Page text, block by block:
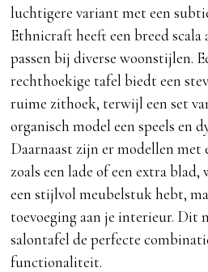
luchtigere variant met een
Ethnicraft heeft een breed scala
passen bij diverse woonstijlen.
rechthoekige tafel biedt een
ruime zithoek, terwijl een set
organisch model een speels en
Daarnaast zijn er modellen
zoals een lade of een extra
een stijlvol meubelstuk hebt,
toevoeging aan je interieur. Dit
salontafel de perfecte
functionaliteit.